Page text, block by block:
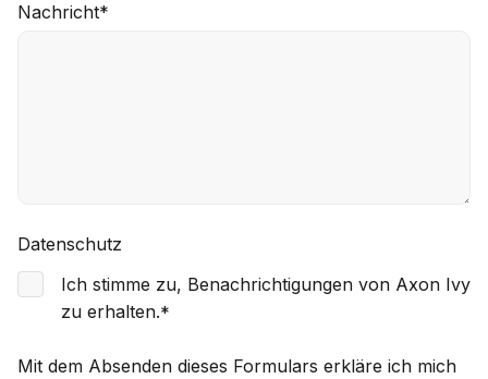
Nachricht*
Datenschutz
Ich stimme zu, Benachrichtigungen von Axon Ivy
zu erhalten.*
Mit dem Absenden dieses Formulars erkläre ich mich